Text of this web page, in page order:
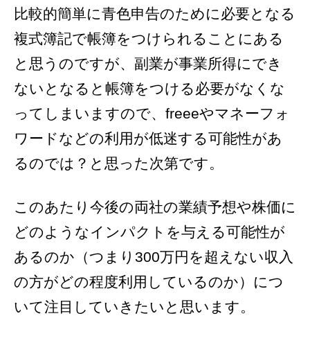
比較的簡単に青色申告のために必要となる
複式簿記で帳簿をつけられることにある
と思うのですが、副業が事業所得にでき
ないとなると帳簿をつける必要がなくな
ってしまいますので、freeeやマネーフォ
ワードなどの利用が低迷する可能性があ
るのでは？と思った次第です。
このあたり今後の両社の業績予想や株価に
どのようなインパクトを与える可能性が
あるのか（つまり300万円を超えない収入
の方がどの程度利用しているのか）につ
いて注目していきたいと思います。